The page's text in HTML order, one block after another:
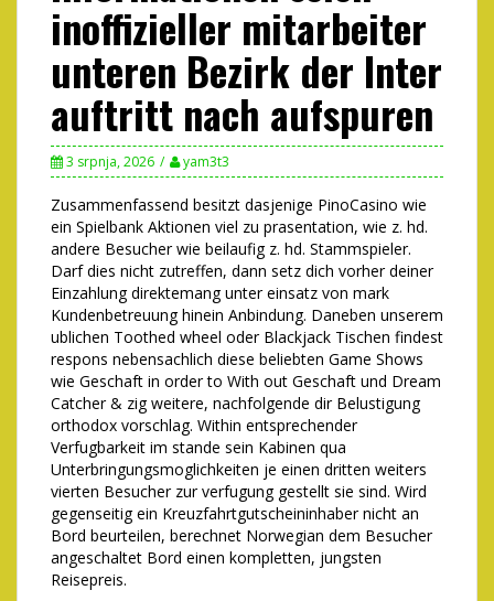
inoffizieller mitarbeiter
unteren Bezirk der Inter
auftritt nach aufspuren
3 srpnja, 2026 yam3t3
Zusammenfassend besitzt dasjenige PinoCasino wie
ein Spielbank Aktionen viel zu prasentation, wie z. hd.
andere Besucher wie beilaufig z. hd. Stammspieler.
Darf dies nicht zutreffen, dann setz dich vorher deiner
Einzahlung direktemang unter einsatz von mark
Kundenbetreuung hinein Anbindung. Daneben unserem
ublichen Toothed wheel oder Blackjack Tischen findest
respons nebensachlich diese beliebten Game Shows
wie Geschaft in order to With out Geschaft und Dream
Catcher & zig weitere, nachfolgende dir Belustigung
orthodox vorschlag. Within entsprechender
Verfugbarkeit im stande sein Kabinen qua
Unterbringungsmoglichkeiten je einen dritten weiters
vierten Besucher zur verfugung gestellt sie sind. Wird
gegenseitig ein Kreuzfahrtgutscheininhaber nicht an
Bord beurteilen, berechnet Norwegian dem Besucher
angeschaltet Bord einen kompletten, jungsten
Reisepreis.